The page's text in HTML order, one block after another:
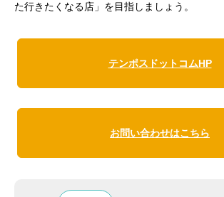
た行きたくなる店」を目指しましょう。
テンポスドットコムHP
お問い合わせはこちら